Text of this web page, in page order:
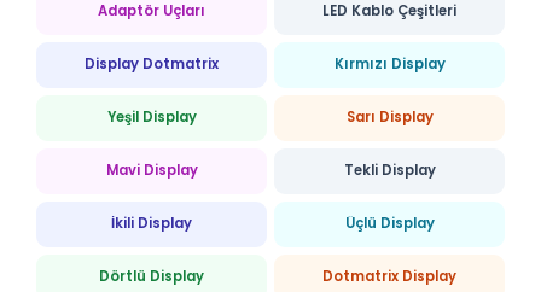
Adaptör Uçları LED Kablo Çeşitleri
Display Dotmatrix Kırmızı Display
Yeşil Display Sarı Display
Mavi Display Tekli Display
İkili Display Üçlü Display
Dörtlü Display Dotmatrix Display